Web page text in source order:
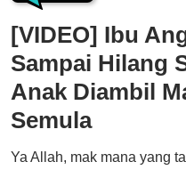
[VIDEO] Ibu
Sampai Hilang
Anak Diambil
Semula
Ya Allah, mak mana yang